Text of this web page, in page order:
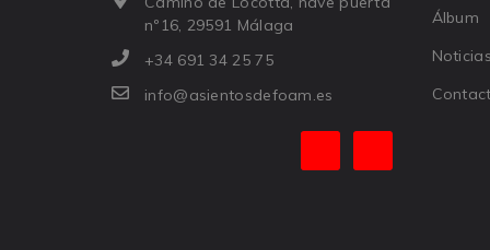
nº16, 29591 Málaga
+34 691 34 25 75
info@asientosdefoam.es
Álbum